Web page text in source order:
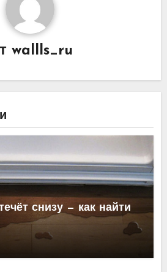
wallls_ru
снизу — как найти